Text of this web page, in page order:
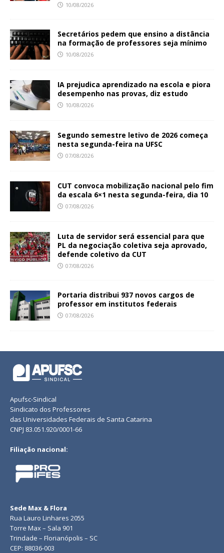
10/08/2026
Secretários pedem que ensino a distância
na formação de professores seja mínimo
10/08/2026
IA prejudica aprendizado na escola e piora
desempenho nas provas, diz estudo
10/08/2026
Segundo semestre letivo de 2026 começa
nesta segunda-feira na UFSC
07/08/2026
CUT convoca mobilização nacional pelo fim
da escala 6×1 nesta segunda-feira, dia 10
07/08/2026
Luta de servidor será essencial para que
PL da negociação coletiva seja aprovado,
defende coletivo da CUT
07/08/2026
Portaria distribui 937 novos cargos de
professor em institutos federais
07/08/2026
Apufsc-Sindical
Sindicato dos Professores
das Universidades Federais de Santa Catarina
CNPJ 83.051.920/0001-66
Filiação nacional:
Sede Max & Flora
Rua Lauro Linhares 2055
Torre Max – Sala 901
Trindade – Florianópolis – SC
CEP: 88036-003